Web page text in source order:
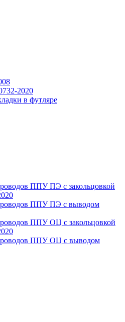
2020
в футляре
ППУ ПЭ с закольцовкой
ППУ ПЭ с выводом
ППУ ОЦ с закольцовкой
ППУ ОЦ с выводом